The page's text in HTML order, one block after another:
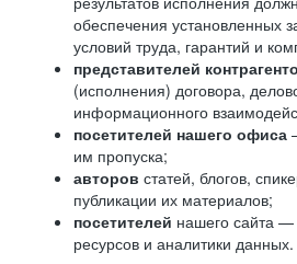
обеспечения установленных
условий труда, гарантий и
представителей
(исполнения) договора,
информационного
посетителей нашего офиса
им пропуска;
авторов статей, блогов,
публикации их материалов;
посетителей нашего сайта
ресурсов и аналитики данных.